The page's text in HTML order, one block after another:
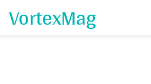
VortexMag